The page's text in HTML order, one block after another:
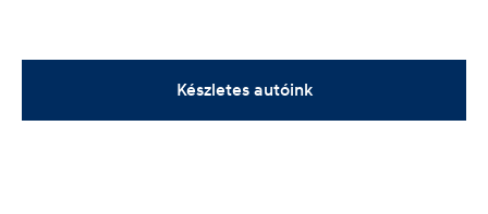
Készletes autóink